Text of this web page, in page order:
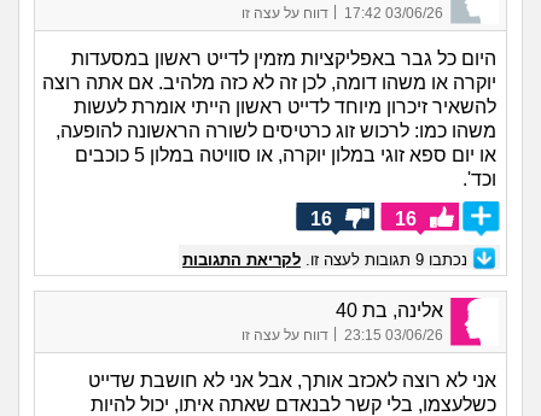
03/06/26 17:42
| דווח על עצה זו
היום כל גבר באפליקציות מזמין לדייט ראשון במסעדות
יוקרה או משהו דומה, לכן זה לא כזה מלהיב. אם אתה רוצה
להשאיר זיכרון מיוחד לדייט ראשון הייתי אומרת לעשות
משהו כמו: לרכוש זוג כרטיסים לשורה הראשונה להופעה,
או יום ספא זוגי במלון יוקרה, או סוויטה במלון 5 כוכבים
וכד'.
16
16
נכתבו 9 תגובות לעצה זו. לקריאת התגובות
אלינה, בת 40
03/06/26 23:15
| דווח על עצה זו
אני לא רוצה לאכזב אותך, אבל אני לא חושבת שדייט
כשלעצמו, בלי קשר לבנאדם שאתה איתו, יכול להיות